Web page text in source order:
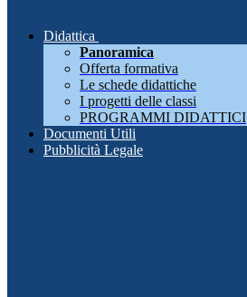
Didattica
Panoramica
Offerta formativa
Le schede didattiche
I progetti delle classi
PROGRAMMI DIDATTICI
Documenti Utili
Pubblicità Legale